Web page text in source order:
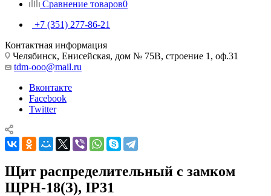
Сравнение товаров0
+7 (351) 277-86-21
Контактная информация
Челябинск, Енисейская, дом № 75В, строение 1, оф.31
tdm-ooo@mail.ru
Вконтакте
Facebook
Twitter
Щит распределительный с замком
ЩРН-18(З), IP31